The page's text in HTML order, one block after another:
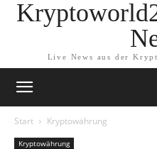
Live News aus der
Start Kryptowährung
Kryptowährung